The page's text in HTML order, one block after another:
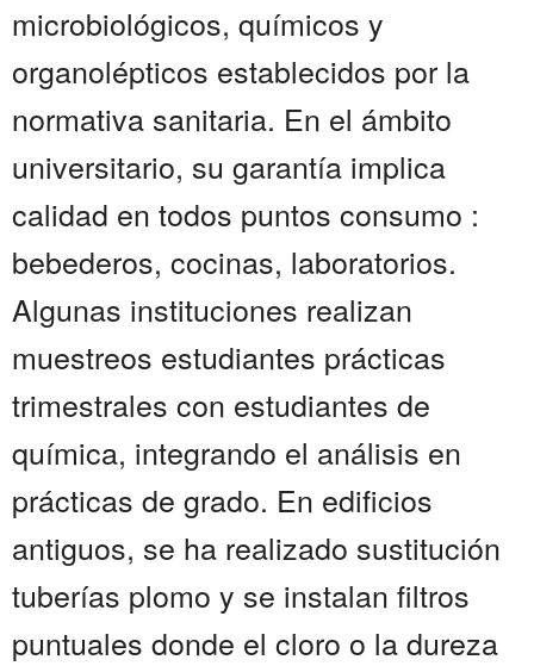
microbiológicos, químicos y
organolépticos establecidos por la
normativa sanitaria. En el ámbito
universitario, su garantía implica
calidad en todos puntos consumo :
bebederos, cocinas, laboratorios.
Algunas instituciones realizan
muestreos estudiantes prácticas
trimestrales con estudiantes de
química, integrando el análisis en
prácticas de grado. En edificios
antiguos, se ha realizado sustitución
tuberías plomo y se instalan filtros
puntuales donde el cloro o la dureza